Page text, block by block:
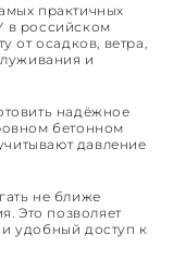
практичных
в российском
от осадков, ветра,
и
надёжное
бетонном
давление
не ближе
Это позволяет
удобный доступ к